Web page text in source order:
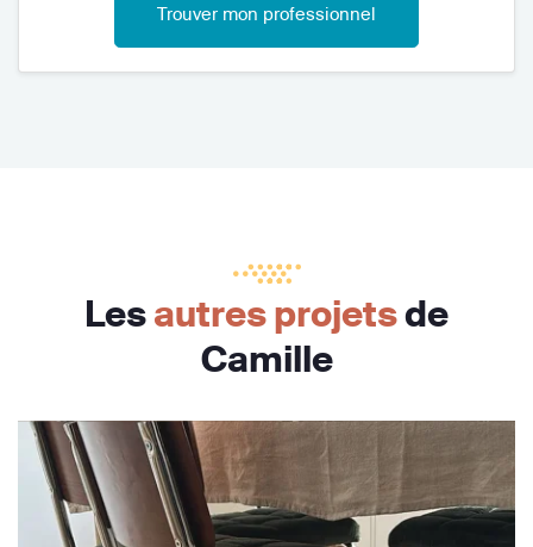
Trouver mon professionnel
Lesautres projetsde
Camille